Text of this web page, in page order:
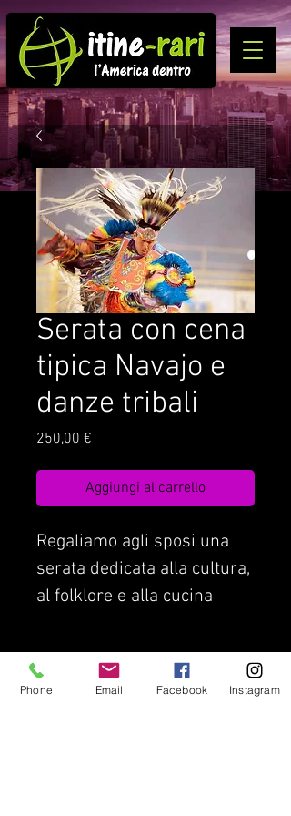
Serata con cena
tipica Navajo e
danze tribali
250,00 €
Aggiungi al carrello
Regaliamo agli sposi una
serata dedicata alla cultura,
al folklore e alla cucina
la tribù più popolosa degli
Stati Uniti.
Condizioni di Contratto Assicurazione di viaggio
Phone Email Facebook Instagram